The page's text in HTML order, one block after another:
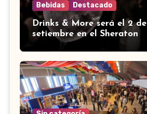
Bebidas Destacado
Drinks & More será el 2 de
setiembre en el Sheraton